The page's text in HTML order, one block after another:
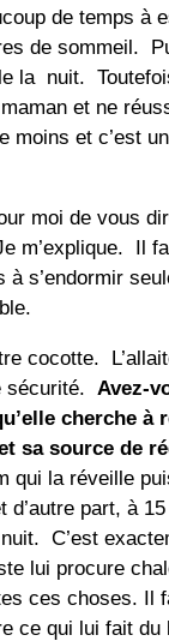
de temps à
de sommeil.
la nuit.
et ne
moins et c’est
moi de vous
m’explique. Il
s’endormir
cocotte.
sécurité.
Avez-
cherche à
sa source de
la réveille
d’autre part, à
C’est
lui procure
ces choses. Il
ce qui lui fait